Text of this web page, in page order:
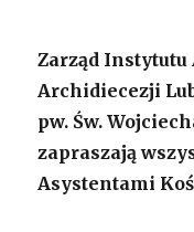
Zarząd
Archidiecezji
pw. Św.
zapraszają
Asystentami